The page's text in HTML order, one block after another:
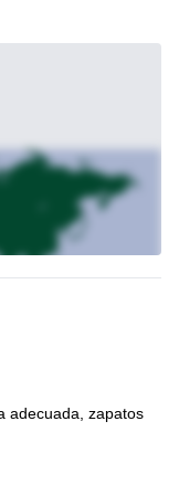
adecuada, zapatos